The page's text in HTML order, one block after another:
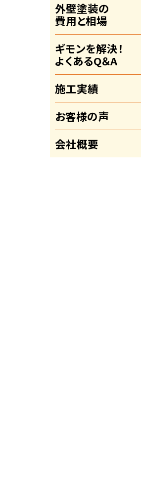
外壁塗装の
費用と相場
ギモンを解決！
よくあるQ＆A
施工実績
お客様の声
会社概要